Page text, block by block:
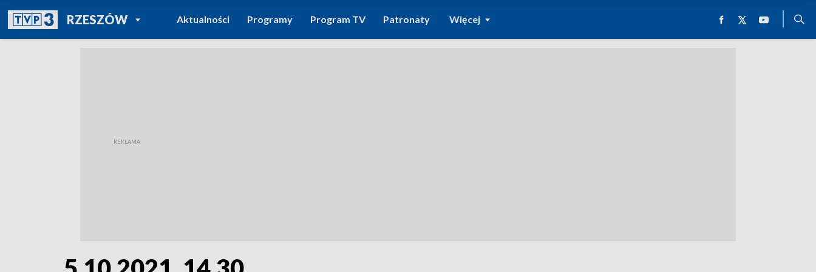
RZESZÓWPOWRÓT DO
TVP REGIONY
Aktualności Programy Program TV Patronaty Więcej